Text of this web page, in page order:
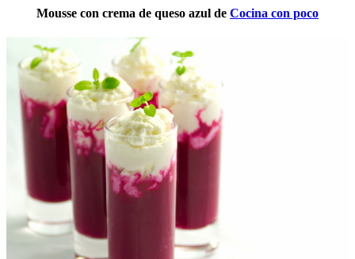
Mousse con crema de queso azul de Cocina con poco